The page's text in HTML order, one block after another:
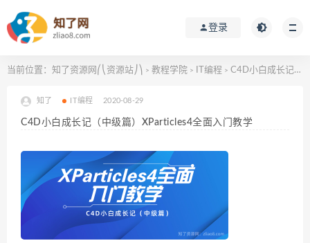
登录
当前位置： 知了资源网⎛⎝资源站⎠⎞ > 教程学院 > IT编程 > C4D小白成长记（中级篇）XParticles4全面入门教学
知了 IT编程 2020-08-29
C4D小白成长记（中级篇）XParticles4全面入门教学